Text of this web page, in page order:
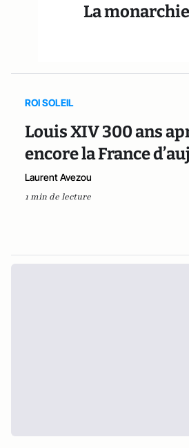
La
ROI SOLEIL
Louis XIV 300 ans
encore la France
Laurent Avezou
1 min de lecture